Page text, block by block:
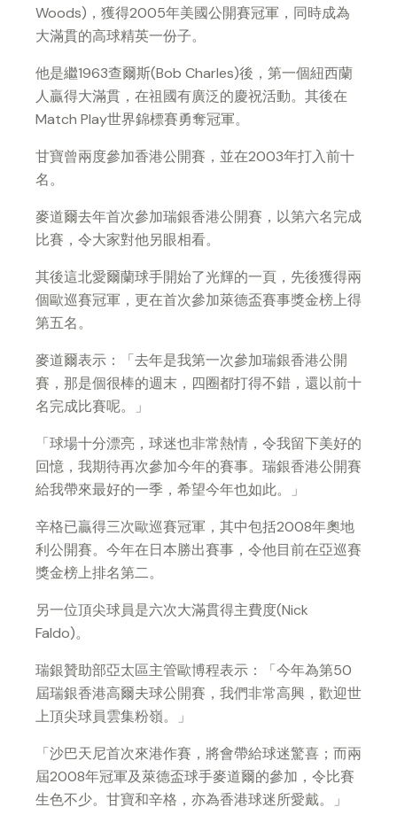
Woods)，獲得2005年美國公開賽冠軍，同時成為
大滿貫的高球精英一份子。
他是繼1963查爾斯(Bob Charles)後，第一個紐西蘭
人贏得大滿貫，在祖國有廣泛的慶祝活動。其後在
Match Play世界錦標賽勇奪冠軍。
甘寶曾兩度參加香港公開賽，並在2003年打入前十
名。
麥道爾去年首次參加瑞銀香港公開賽，以第六名完成
比賽，令大家對他另眼相看。
其後這北愛爾蘭球手開始了光輝的一頁，先後獲得兩
個歐巡賽冠軍，更在首次參加萊德盃賽事獎金榜上得
第五名。
麥道爾表示：「去年是我第一次參加瑞銀香港公開
賽，那是個很棒的週末，四圈都打得不錯，還以前十
名完成比賽呢。」
「球場十分漂亮，球迷也非常熱情，令我留下美好的
回憶，我期待再次參加今年的賽事。瑞銀香港公開賽
給我帶來最好的一季，希望今年也如此。」
辛格已贏得三次歐巡賽冠軍，其中包括2008年奧地
利公開賽。今年在日本勝出賽事，令他目前在亞巡賽
獎金榜上排名第二。
另一位頂尖球員是六次大滿貫得主費度(Nick
Faldo)。
瑞銀贊助部亞太區主管歐博程表示：「今年為第50
屆瑞銀香港高爾夫球公開賽，我們非常高興，歡迎世
上頂尖球員雲集粉嶺。」
「沙巴天尼首次來港作賽，將會帶給球迷驚喜；而兩
屆2008年冠軍及萊德盃球手麥道爾的參加，令比賽
生色不少。甘寶和辛格，亦為香港球迷所愛戴。」